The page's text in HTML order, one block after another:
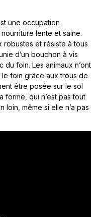
une occupation
lente et saine.
robustes et résiste à tous
d’un bouchon à vis
foin. Les animaux n’ont
le foin grâce aux trous de
être posée sur le sol
forme, qui n’est pas tout
loin, même si elle n’a pas